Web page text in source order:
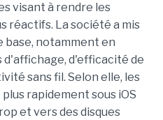
visant à rendre les
réactifs. La société a mis
base, notamment en
d'efficacité de
sans fil. Selon elle, les
rapidement sous iOS
et vers des disques